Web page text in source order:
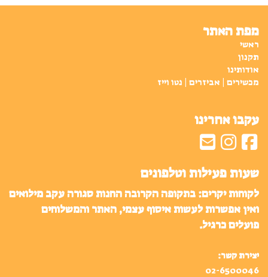
מפת האתר
ראשי
תקנון
אודותינו
מכשירים | אביזרים | נטו וייז
עקבו אחרינו
שעות פעילות וטלפונים
לקוחות יקרים: בתקופה הקרובה החנות סגורה עקב מילואים
ואין אפשרות לעשות איסוף עצמי, האתר והמשלוחים
פועלים כרגיל.
יצירת קשר:
02-6500046